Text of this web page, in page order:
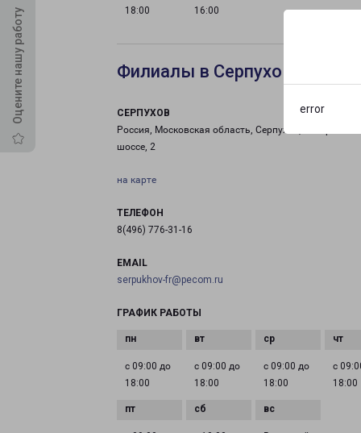
error
Оцените нашу работу
18:00
16:00
Филиалы в Серпухове
СЕРПУХОВ
Россия, Московская область, Серпухов, Северное
шоссе, 2
на карте
ТЕЛЕФОН
8(496) 776-31-16
EMAIL
serpukhov-fr@pecom.ru
ГРАФИК РАБОТЫ
с 09:00 до
18:00
с 09:00 до
18:00
с 09:00 до
18:00
с
18:00